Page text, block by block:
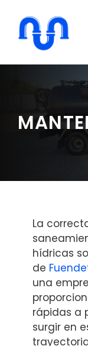
contenido
La
hídricas
de
una
rápidas a
surgir en